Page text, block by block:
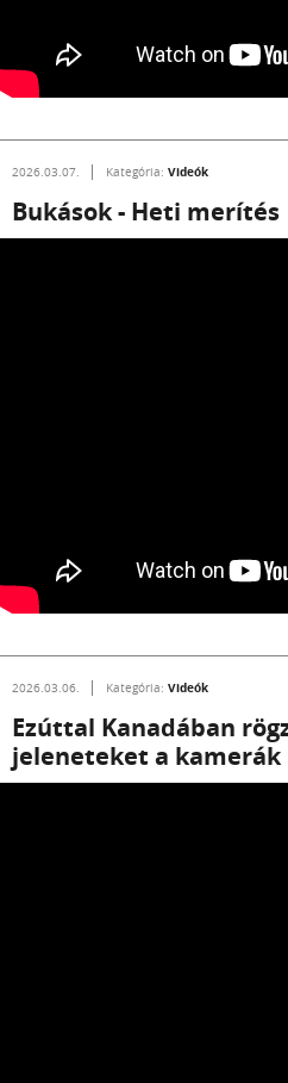
2026.03.07. Kategória: Videók
Bukások - Heti merítés
2026.03.06. Kategória: Videók
Ezúttal Kanadában
jeleneteket a kamerák